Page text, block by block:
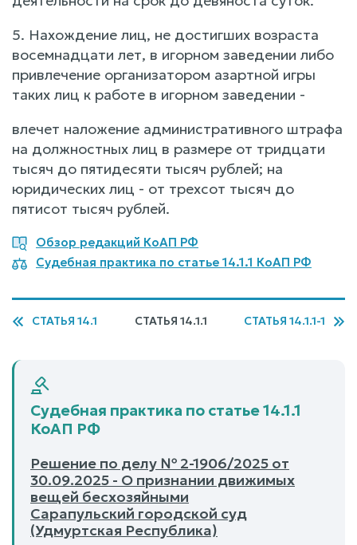
5. Нахождение лиц, не достигших возраста
восемнадцати лет, в игорном заведении либо
привлечение организатором азартной игры
таких лиц к работе в игорном заведении -
влечет наложение административного штрафа
на должностных лиц в размере от тридцати
тысяч до пятидесяти тысяч рублей; на
юридических лиц - от трехсот тысяч до
пятисот тысяч рублей.
Обзор редакций КоАП РФ
Судебная практика по статье 14.1.1 КоАП РФ
СТАТЬЯ 14.1 СТАТЬЯ 14.1.1 СТАТЬЯ 14.1.1-1
Судебная практика по статье 14.1.1
КоАП РФ
Решение по делу № 2-1906/2025 от
30.09.2025 - О признании движимых
вещей бесхозяйными
Сарапульский городской суд
(Удмуртская Республика)